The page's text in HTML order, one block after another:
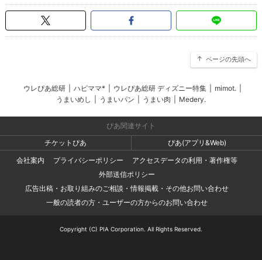
ページの先頭へ
ウレぴあ総研 ハピママ* ウレぴあ総研 ディズニー特集 mimot.
うまいめし
うまいパン うまい肉 Medery.
ぴあ関連サイト
チケットぴあ
ぴあ(アプリ&Web)
会社案内
プライバシーポリシー
アクセスデータの利用・著作権等
外部送信ポリシー
広告出稿・お取り組みのご相談・情報掲載・その他お問い合わせ
一般の読者の方・ユーザーの方からのお問い合わせ
Copyright (C) PIA Corporation. All Rights Reserved.